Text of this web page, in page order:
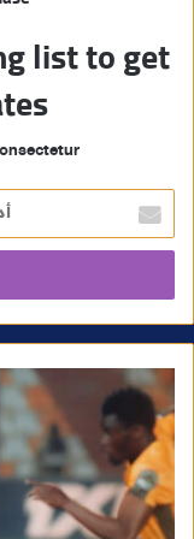
list to get
خ
ل
ر
ا
إ
ل
ك
ت
ر
و
ن